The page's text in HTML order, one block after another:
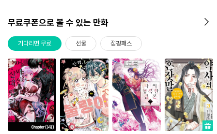
무료쿠폰으로 볼 수 있는 만화
기다리면 무료 선물 점핑패스